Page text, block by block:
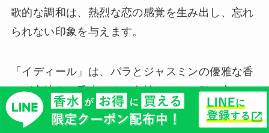
歌的な調和は、熱烈な恋の感覚を生み出し、忘れ
られない印象を与えます。
「イディール」は、バラとジャスミンの優雅な香
りが心地よい香水です。女性らしさを引き立てる
香りで、オフィスやフォーマルな場にもピッタリ
ですよ♪